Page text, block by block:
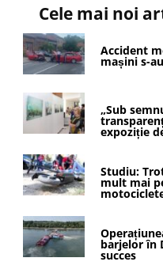
Cele mai noi
Accident
mașini s-
„Sub
expoziție
Studiu:
mult mai
barjelor în
succes